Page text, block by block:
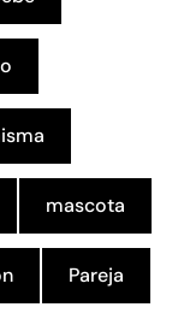
mascota
Pareja